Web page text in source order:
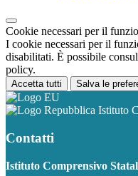
Cookie necessari per il
I cookie necessari per il
disabilitati. È possibile
policy.
Accetta tutti Salva le
Istituto
Contatti
Istituto Comprensivo